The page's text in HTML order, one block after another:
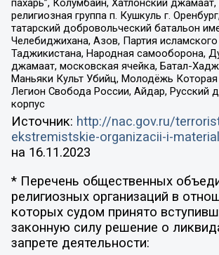
пахарь”, Колумбайн, Хатлонский
религиозная группа п. Кушкуль г.
татарский добровольческий батальон
Челебиджихана, Азов, Партия
Таджикистана, Народная самооборона,
джамаат, московская ячейка, Батал-
Маньяки Культ Убийц, Молодёжь Которая
Легион Свобода России, Айдар, Русский
корпус
Источник: http://nac.gov.ru/
ekstremistskie-organizacii-i-
на 16.11.2023
* Перечень общественных
религиозных организаций в
которых судом принято
законную силу решение о
запрете деятельности: